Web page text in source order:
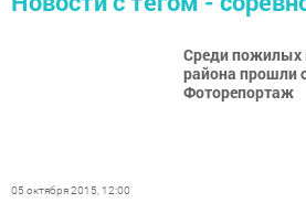
Среди пожилых
района прошли
Фоторепортаж
05 октября 2015, 12:00